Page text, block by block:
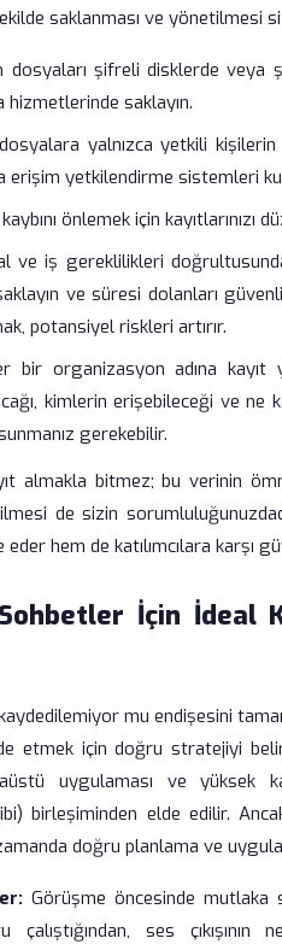
saklanması ve yönetilmesi
dosyaları şifreli disklerde veya
saklayın.
yalnızca yetkili kişilerin
erişim yetkilendirme sistemleri
önlemek için kayıtlarınızı
ve iş gereklilikleri
ve süresi dolanları
potansiyel riskleri artırır.
bir organizasyon adına kayıt
kimlerin erişebileceği ve ne
gerekebilir.
almakla bitmez; bu verinin
de sizin
hem de katılımcılara karşı
İçin İdeal
mu endişesini
etmek için doğru stratejiyi
uygulaması ve yüksek
birleşiminden elde edilir.
doğru planlama ve
Görüşme öncesinde
çalıştığından, ses